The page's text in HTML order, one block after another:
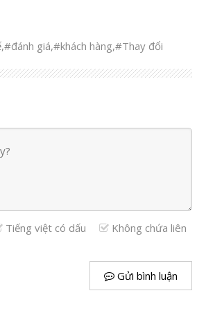
,#đánh giá,#khách hàng,#Thay đổi
Tiếng việt có dấu
Không chứa liên
Gửi bình luận